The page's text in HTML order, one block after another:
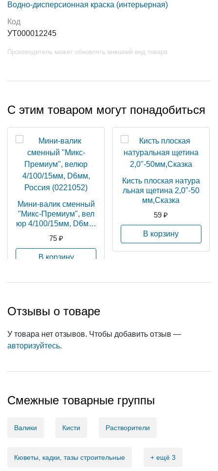
Водно-дисперсионная краска (интерьерная)
Код
УТ000012245
Производитель может обновлять внешний вид товара
С этим товаром могут понадобиться
Мини-валик сменный
"Микс-Премиум", вел
юр 4/100/15мм, D6мм,
75 ₽
В корзину
Кисть плоская натура
льная щетина 2,0"-50
мм,Сказка
59 ₽
В корзину
Отзывы о товаре
У товара нет отзывов. Чтобы добавить отзыв —
авторизуйтесь.
Смежные товарные группы
Валики Кисти Растворители
Кюветы, кадки, тазы строительные + ещё 3